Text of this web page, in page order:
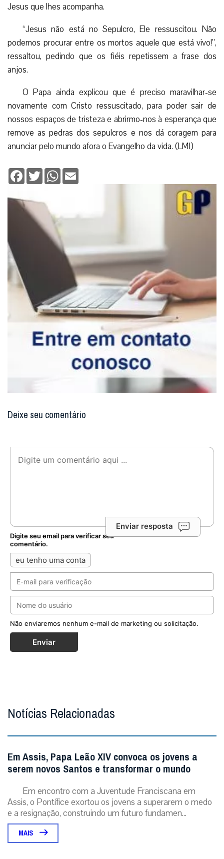
Jesus que lhes acompanha.
“Jesus não está no Sepulcro, Ele ressuscitou. Não
podemos procurar entre os mortos aquele que está vivo!”,
ressaltou, pedindo que os fiéis repetissem a frase dos
anjos.
O Papa ainda explicou que é preciso maravilhar-se
novamente com Cristo ressuscitado, para poder sair de
nossos espaços de tristeza e abrirmo-nos à esperança que
remove as pedras dos sepulcros e nos dá coragem para
anunciar pelo mundo afora o Evangelho da vida. (LMI)
Facebook
TwitterWhatsApp
Deixe seu comentário
Enviar resposta
Digite seu email para verificar seu
comentário.
eu tenho uma conta
Não enviaremos nenhum e-mail de marketing ou solicitação.
Enviar
Notícias Relacionadas
Em Assis, Papa Leão XIV convoca os jovens a
serem novos Santos e transformar o mundo
Em encontro com a Juventude Franciscana em
Assis, o Pontífice exortou os jovens a superarem o medo
e a resignação, construindo um futuro fundamen...
MAIS